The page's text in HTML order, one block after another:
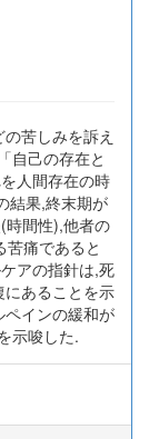
苦しみを訴え
自己の存在と
人間存在の時
結果,終末期が
時間性),他者の
痛であると
アの指針は,死
あることを示
ペインの緩和が
示唆した.